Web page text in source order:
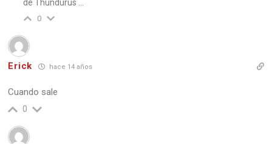
de Thundurus …
0
Erick hace 14 años
Cuando sale
0